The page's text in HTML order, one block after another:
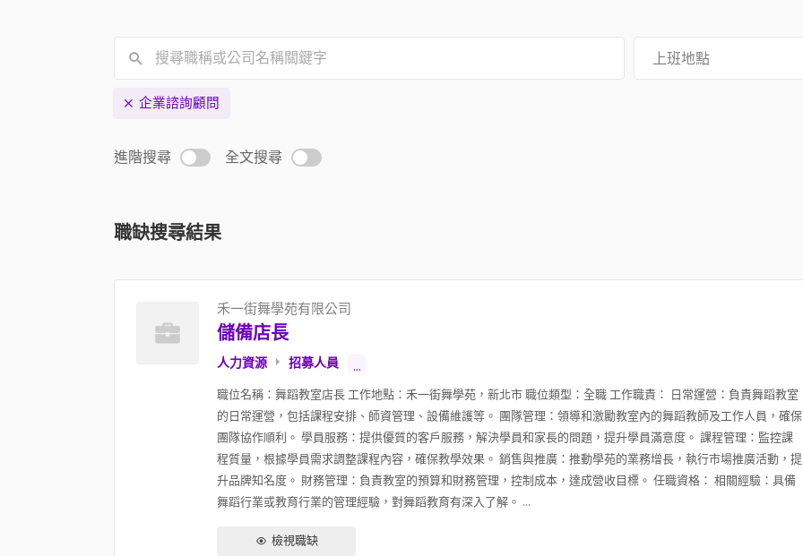
上班地點
企業諮詢顧問
進階搜尋 全文搜尋
職缺搜尋結果
禾一街舞學苑有限公司
儲備店長
人力資源 招募人員 ...
職位名稱：舞蹈教室店長 工作地點：禾一街舞學苑，新北市 職位類型：全職 工作職責： 日常運營：負責舞蹈教室
的日常運營，包括課程安排、師資管理、設備維護等。 團隊管理：領導和激勵教室內的舞蹈教師及工作人員，確保
團隊協作順利。 學員服務：提供優質的客戶服務，解決學員和家長的問題，提升學員滿意度。 課程管理：監控課
程質量，根據學員需求調整課程內容，確保教學效果。 銷售與推廣：推動學苑的業務增長，執行市場推廣活動，提
升品牌知名度。 財務管理：負責教室的預算和財務管理，控制成本，達成營收目標。 任職資格： 相關經驗：具備
舞蹈行業或教育行業的管理經驗，對舞蹈教育有深入了解。 ...
檢視職缺